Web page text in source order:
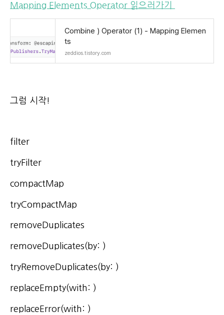
Mapping Elements Operator 읽으러가기
Combine ) Operator (1) - Mapping Elemen
ts
zeddios.tistory.com
그럼 시작!
filter
tryFilter
compactMap
tryCompactMap
removeDuplicates
removeDuplicates(by: )
tryRemoveDuplicates(by: )
replaceEmpty(with: )
replaceError(with: )